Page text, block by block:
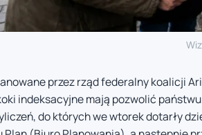
przez rząd federalny koalicji
indeksacyjne mają pozwolić
do których we wtorek dotarły